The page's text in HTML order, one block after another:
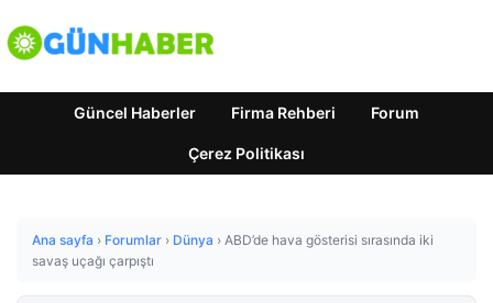
Güncel Haberler Firma Rehberi Forum
Çerez Politikası
Ana sayfa › Forumlar › Dünya › ABD’de hava gösterisi sırasında iki
savaş uçağı çarpıştı